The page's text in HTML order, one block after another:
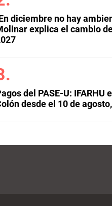
diciembre no hay
explica el cambio
del PASE-U:
desde el 10 de